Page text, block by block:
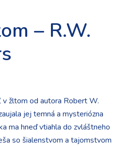
– R.W.
v žltom od autora Robert W.
jej temná a mysteriózna
ma hneď vtiahla do zvláštneho
so šialenstvom a tajomstvom